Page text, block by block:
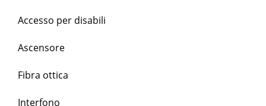
Accesso per disabili
Ascensore
Fibra ottica
Interfono